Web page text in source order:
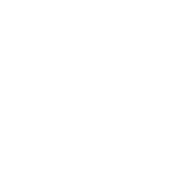
renommierten Hersteller Kuka und ABB
Für die speicherprogrammierbare
Totally Integrated Automation (TIA)